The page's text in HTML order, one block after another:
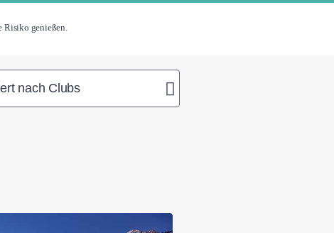
Risiko genießen.
nach Clubs